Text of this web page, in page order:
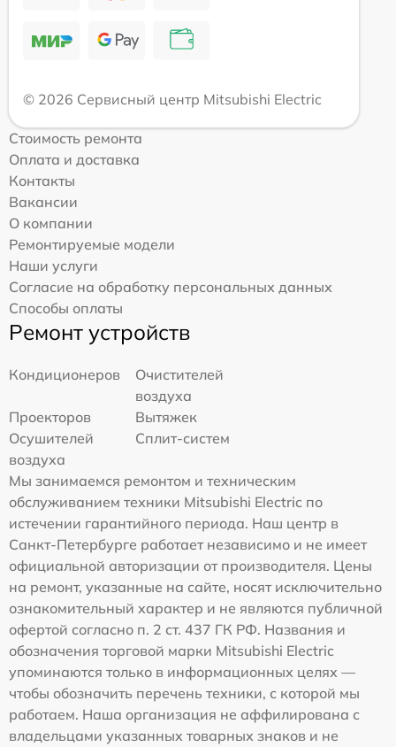
© 2026 Сервисный центр Mitsubishi Electric
Стоимость ремонта
Оплата и доставка
Контакты
Вакансии
О компании
Ремонтируемые модели
Наши услуги
Согласие на обработку персональных данных
Способы оплаты
Ремонт устройств
Кондиционеров
Очистителей
воздуха
Проекторов
Вытяжек
Осушителей
воздуха
Сплит-систем
Мы занимаемся ремонтом и техническим
обслуживанием техники Mitsubishi Electric по
истечении гарантийного периода. Наш центр в
Санкт-Петербурге работает независимо и не имеет
официальной авторизации от производителя. Цены
на ремонт, указанные на сайте, носят исключительно
ознакомительный характер и не являются публичной
офертой согласно п. 2 ст. 437 ГК РФ. Названия и
обозначения торговой марки Mitsubishi Electric
упоминаются только в информационных целях —
чтобы обозначить перечень техники, с которой мы
работаем. Наша организация не аффилирована с
владельцами указанных товарных знаков и не